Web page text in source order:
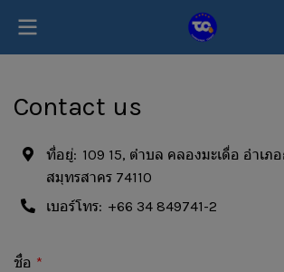
Contact us
ที่อยู่: 109 15, ตำบล คลองมะเดื่อ อำเภ
สมุทรสาคร 74110
เบอร์โทร: +66 34 849741-2
ชื่อ